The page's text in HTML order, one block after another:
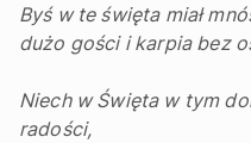
Byś w te święta miał
dużo gości i karpia bez
Niech w Święta w tym
radości,